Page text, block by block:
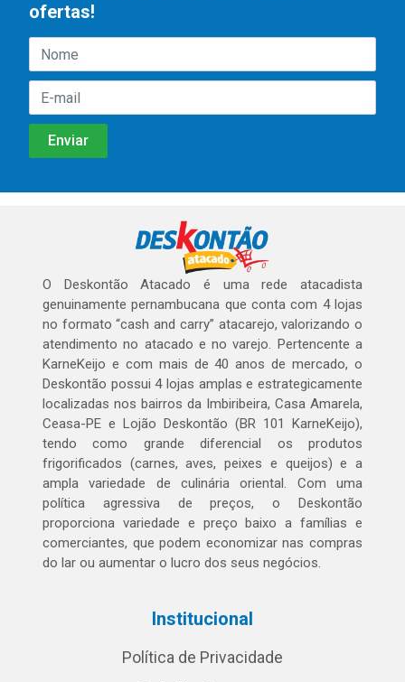
ofertas!
O Deskontão Atacado é uma rede atacadista
genuinamente pernambucana que conta com 4 lojas
no formato “cash and carry” atacarejo, valorizando o
atendimento no atacado e no varejo. Pertencente a
KarneKeijo e com mais de 40 anos de mercado, o
Deskontão possui 4 lojas amplas e estrategicamente
localizadas nos bairros da Imbiribeira, Casa Amarela,
Ceasa-PE e Lojão Deskontão (BR 101 KarneKeijo),
tendo como grande diferencial os produtos
frigorificados (carnes, aves, peixes e queijos) e a
ampla variedade de culinária oriental. Com uma
política agressiva de preços, o Deskontão
proporciona variedade e preço baixo a famílias e
comerciantes, que podem economizar nas compras
do lar ou aumentar o lucro dos seus negócios.
Institucional
Política de Privacidade